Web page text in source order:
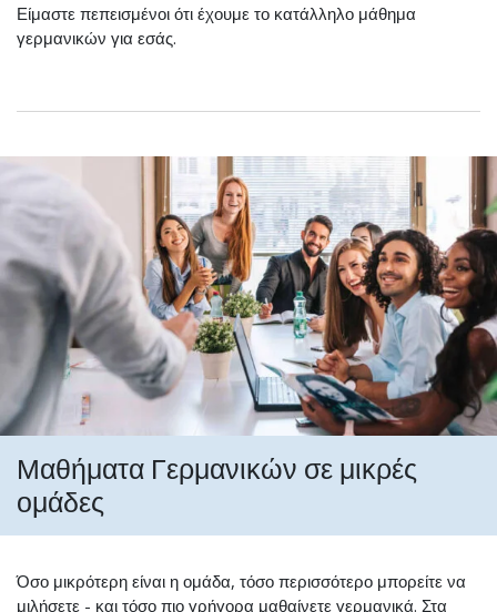
Είμαστε πεπεισμένοι ότι έχουμε το κατάλληλο μάθημα
γερμανικών για εσάς.
Μαθήματα Γερμανικών σε μικρές
ομάδες
Όσο μικρότερη είναι η ομάδα, τόσο περισσότερο μπορείτε να
μιλήσετε - και τόσο πιο γρήγορα μαθαίνετε γερμανικά. Στα